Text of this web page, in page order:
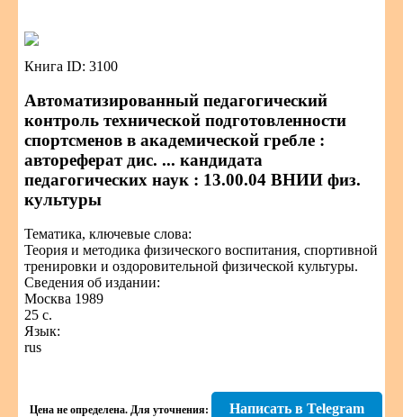
Книга ID: 3100
Автоматизированный педагогический
контроль технической подготовленности
спортсменов в академической гребле :
автореферат дис. ... кандидата
педагогических наук : 13.00.04 ВНИИ физ.
культуры
Тематика, ключевые слова:
Теория и методика физического воспитания, спортивной
тренировки и оздоровительной физической культуры.
Сведения об издании:
Москва 1989
25 с.
Язык:
rus
Цена не определена. Для уточнения: Написать в Telegram